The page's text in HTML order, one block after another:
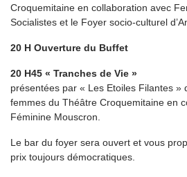
Croquemitaine en collaboration avec
Socialistes et le Foyer socio-culturel
20 H Ouverture du Buffet
20 H45 « Tranches de Vie »
présentées par « Les Etoiles Filantes »
femmes du Théâtre Croquemitaine en
Féminine Mouscron.
Le bar du foyer sera ouvert et vous
prix toujours démocratiques.